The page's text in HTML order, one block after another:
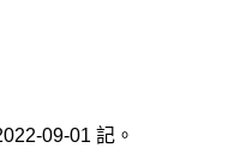
09-01 記。